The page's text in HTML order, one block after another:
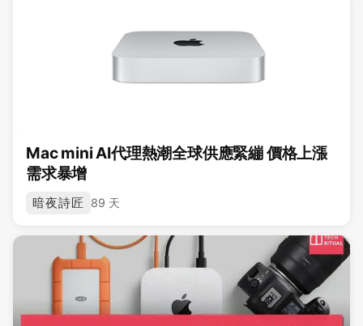
Mac mini AI代理熱潮全球供應緊繃 價格上漲
需求暴增
暗夜詩匠 89 天